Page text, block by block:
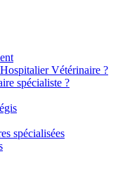
Vétérinaire ?
spécialiste ?
spécialisées